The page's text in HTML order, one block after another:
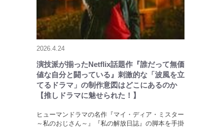
2026.4.24
演技派が揃ったNetflix話題作『誰だって無価
値な自分と闘っている』刺激的な「波風を立
てるドラマ」の制作意図はどこにあるのか
【推しドラマに魅せられた！】
ヒューマンドラマの名作『マイ・ディア・ミスター
～私のおじさん～』『私の解放日誌』の脚本を手掛